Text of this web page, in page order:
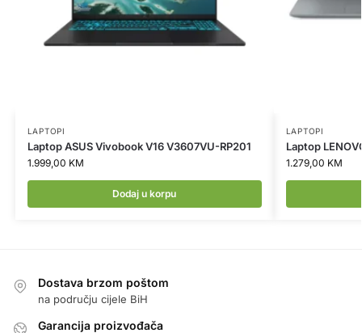
LAPTOPI
Laptop ASUS Vivobook V16 V3607VU-RP201
1.999,00 KM
Dodaj u korpu
LAPTOPI
Laptop
1.279,00 KM
Dostava brzom poštom
na području cijele BiH
Garancija proizvođača